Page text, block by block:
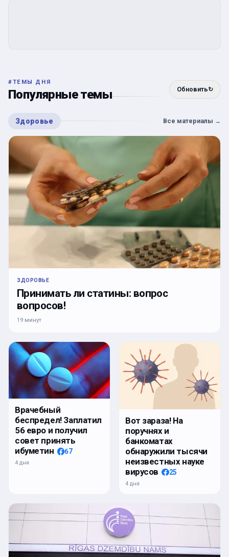
#ТЕМЫ ДНЯ
Популярные темы Обновить↻
Здоровье Все материалы →
ЗДОРОВЬЕ
Принимать ли статины: вопрос
вопросов!
19 минут
Врачебный
беспредел! Заплатил
56 евро и получил
совет принять
ибуметин
67
4 дня
Вот зараза! На
поручнях и
банкоматах
обнаружили тысячи
неизвестных науке
вирусов
25
4 дня